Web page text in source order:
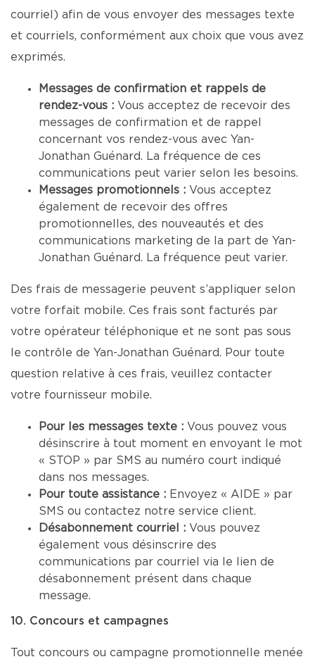
courriel) afin de vous envoyer des messages texte
et courriels, conformément aux choix que vous avez
exprimés.
Messages de confirmation et rappels de
rendez-vous : Vous acceptez de recevoir des
messages de confirmation et de rappel
concernant vos rendez-vous avec Yan-
Jonathan Guénard. La fréquence de ces
communications peut varier selon les besoins.
Messages promotionnels : Vous acceptez
également de recevoir des offres
promotionnelles, des nouveautés et des
communications marketing de la part de Yan-
Jonathan Guénard. La fréquence peut varier.
Des frais de messagerie peuvent s’appliquer selon
votre forfait mobile. Ces frais sont facturés par
votre opérateur téléphonique et ne sont pas sous
le contrôle de Yan-Jonathan Guénard. Pour toute
question relative à ces frais, veuillez contacter
votre fournisseur mobile.
Pour les messages texte : Vous pouvez vous
désinscrire à tout moment en envoyant le mot
« STOP » par SMS au numéro court indiqué
dans nos messages.
Pour toute assistance : Envoyez « AIDE » par
SMS ou contactez notre service client.
Désabonnement courriel : Vous pouvez
également vous désinscrire des
communications par courriel via le lien de
désabonnement présent dans chaque
message.
10. Concours et campagnes
Tout concours ou campagne promotionnelle menée